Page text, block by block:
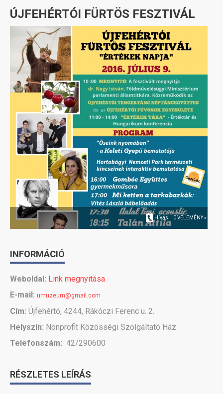
ÚJFEHÉRTÓI FÜRTÖS FESZTIVÁL
Hívás 0 VÉLEMÉNY »
INFORMÁCIÓ
Weboldal: Link megnyitása
E-mail: umuzeum@gmail.com
Cím: Újfehértó, 4244, Rákóczi Ferenc u. 2.
Helyszín: Nonprofit Közösségi Szolgáltató Ház
Telefonszám: 42/290600
RÉSZLETES LEÍRÁS